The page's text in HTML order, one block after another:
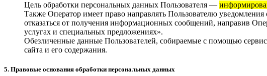
Цель обработки персональных данных Пользователя —
Также Оператор имеет право направлять Пользователю
отказаться от получения информационных сообщений, направив
услугах и специальных предложениях».
Обезличенные данные Пользователей, собираемые с помощью
сайта и его содержания.
5. Правовые основания обработки персональных данных